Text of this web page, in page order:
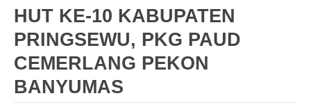
HUT KE-10 KABUPATEN
PRINGSEWU, PKG PAUD
CEMERLANG PEKON
BANYUMAS